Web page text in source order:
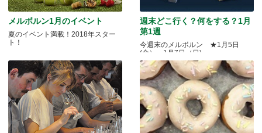
メルボルン1月のイベント
夏のイベント満載！2018年スター
ト！
週末どこ行く？何をする？1月
第1週
今週末のメルボルン ★1月5日
(金）～1月7日（日)